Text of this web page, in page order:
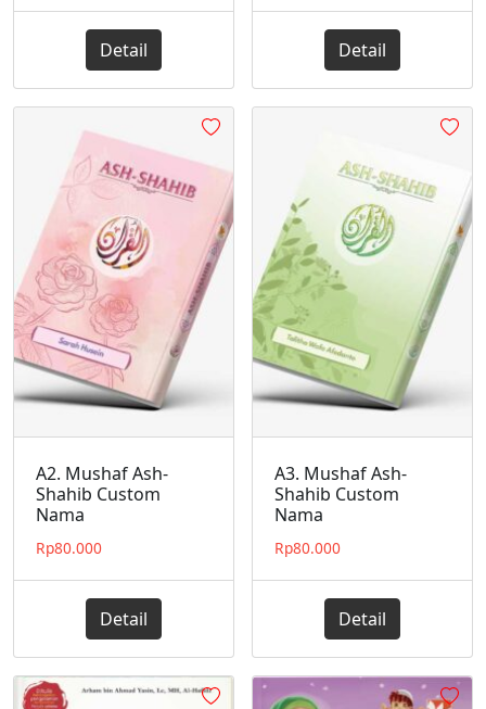
Detail Detail
A2. Mushaf Ash-
Shahib Custom
Nama
Rp80.000
Detail
A3. Mushaf Ash-
Shahib Custom
Nama
Rp80.000
Detail